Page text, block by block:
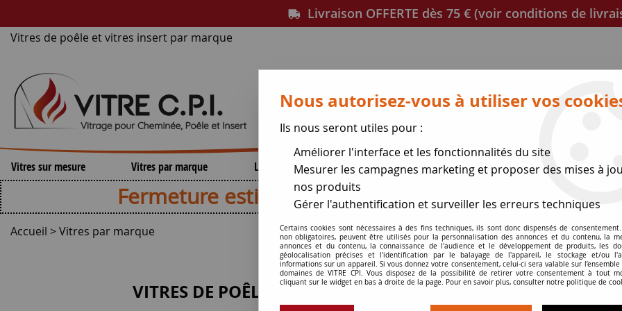
Livraison OFFERTE dès 75 € (voir conditions de
Vitres de poêle et vitres insert par marque
Vitres sur mesure Vitres par marque Lamelles de poêles Mica et joint à découper Joints de porte
Fermeture estivale , reprise des expéditions le 17
Accueil >Vitres par marque
VITRES DE POÊLE ET VITRES INSERT PAR MARQUE | VITRE
Nous autorisez-vous à utiliser vos
Ils nous seront utiles pour :
Améliorer l'interface et les fonctionnalités du site
Mesurer les campagnes marketing et proposer des mises à
nos produits
Gérer l'authentification et surveiller les erreurs techniques
Certains cookies sont nécessaires à des fins techniques, ils sont donc dispensés de
non obligatoires, peuvent être utilisés pour la personnalisation des annonces et du contenu, la
annonces et du contenu, la connaissance de l'audience et le développement de produits, les
géolocalisation précises et l'identification par le balayage de l'appareil, le stockage et/ou
informations sur un appareil. Si vous donnez votre consentement, celui-ci sera valable sur l’ensemble
domaines de VITRE CPI. Vous disposez de la possibilité de retirer votre consentement à tout
cliquant sur le widget en bas à droite de la page. Pour en savoir plus, consulter notre politique de